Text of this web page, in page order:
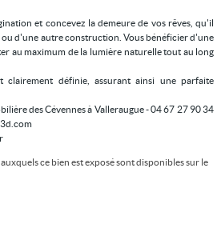
et concevez la demeure de vos rêves, qu'il
d'une autre construction. Vous bénéficier d'une
au maximum de la lumière naturelle tout au long
clairement définie, assurant ainsi une parfaite
des Cévennes à Valleraugue - 04 67 27 90 34
ce bien est exposé sont disponibles sur le